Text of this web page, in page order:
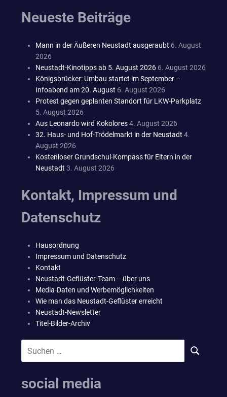
Neueste Beiträge
Mann in der Äußeren Neustadt ausgeraubt 6. August
2026
Neustadt-Kinotipps ab 5. August 2026 6. August 2026
Königsbrücker: Umbau startet im September –
Infoabend am 20. August 6. August 2026
Protest gegen geplanten Standort für LKW-Parkplatz
5. August 2026
Aus Leonardo wird Kokolores4. August 2026
32. Haus- und Hof-Trödelmarkt in der Neustadt 4.
August 2026
Kostenloser Grundschul-Kompass für Eltern in der
Neustadt 3. August 2026
Kontakt, Impressum und
Datenschutz
Hausordnung
Impressum und Datenschutz
Kontakt
Neustadt-Geflüster-Team – über uns
Media-Daten und Werbemöglichkeiten
Wie man das Neustadt-Geflüster erreicht
Neustadt-Newsletter
Titel-Bilder-Archiv
nach:
SUCHEN
social media